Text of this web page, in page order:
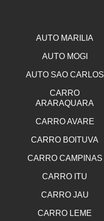
AUTO MARILIA
AUTO MOGI
AUTO SAO CARLOS
CARRO
ARARAQUARA
CARRO AVARE
CARRO BOITUVA
CARRO CAMPINAS
CARRO ITU
CARRO JAU
CARRO LEME